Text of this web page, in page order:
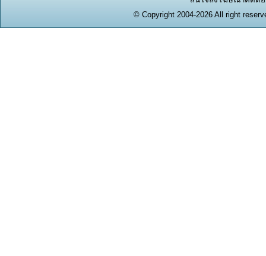
© Copyright 2004-2026 All right